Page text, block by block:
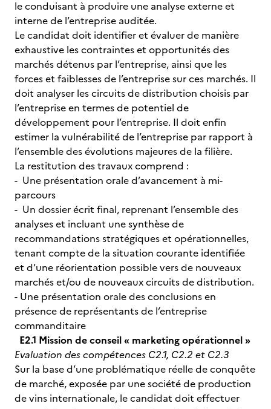
le conduisant à produire une analyse externe et
interne de l’entreprise auditée.
Le candidat doit identifier et évaluer de manière
exhaustive les contraintes et opportunités des
marchés détenus par l’entreprise, ainsi que les
forces et faiblesses de l’entreprise sur ces marchés. Il
doit analyser les circuits de distribution choisis par
l’entreprise en termes de potentiel de
développement pour l’entreprise. Il doit enfin
estimer la vulnérabilité de l’entreprise par rapport à
l’ensemble des évolutions majeures de la filière.
La restitution des travaux comprend :
- Une présentation orale d’avancement à mi-
parcours
- Un dossier écrit final, reprenant l’ensemble des
analyses et incluant une synthèse de
recommandations stratégiques et opérationnelles,
tenant compte de la situation courante identifiée
et d’une réorientation possible vers de nouveaux
marchés et/ou de nouveaux circuits de distribution.
- Une présentation orale des conclusions en
présence de représentants de l’entreprise
commanditaire
E2.1 Mission de conseil « marketing opérationnel »
Evaluation des compétences C2.1, C2.2 et C2.3
Sur la base d’une problématique réelle de conquête
de marché, exposée par une société de production
de vins internationale, le candidat doit effectuer